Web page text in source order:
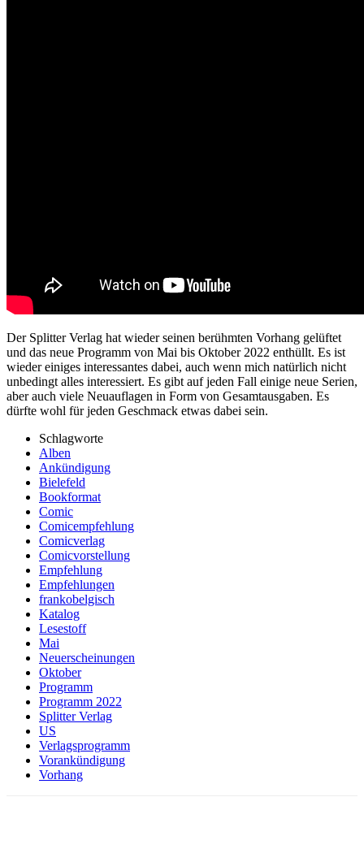
Der Splitter Verlag hat wieder seinen berühmten Vorhang gelüftet
und das neue Programm von Mai bis Oktober 2022 enthüllt. Es ist
wieder einiges interessantes dabei, auch wenn mich natürlich nicht
unbedingt alles interessiert. Es gibt auf jeden Fall einige neue Serien,
aber auch viele Neuauflagen in Form von Gesamtausgaben. Es
dürfte wohl für jeden Geschmack etwas dabei sein.
Schlagworte
Alben
Ankündigung
Bielefeld
Bookformat
Comic
Comicempfehlung
Comicverlag
Comicvorstellung
Empfehlung
Empfehlungen
frankobelgisch
Katalog
Lesestoff
Mai
Neuerscheinungen
Oktober
Programm
Programm 2022
Splitter Verlag
US
Verlagsprogramm
Vorankündigung
Vorhang